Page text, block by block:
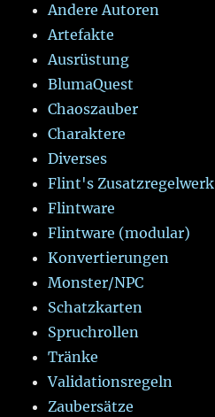
Andere Autoren
Artefakte
Ausrüstung
BlumaQuest
Chaoszauber
Charaktere
Diverses
Flint's Zusatzregelwerk
Flintware
Flintware (modular)
Konvertierungen
Monster/NPC
Schatzkarten
Spruchrollen
Tränke
Validationsregeln
Zaubersätze